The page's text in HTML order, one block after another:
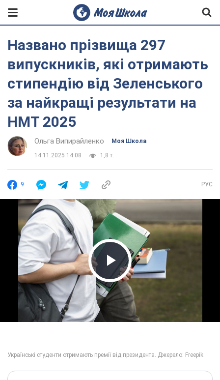
Названо прізвища 297
випускників, які отримають
стипендію від Зеленського
за найкращі результати на
НМТ 2025
Ольга Випирайленко Моя Школа
14.11.2025 14:08 1,8 т.
9 РУС
Play Video